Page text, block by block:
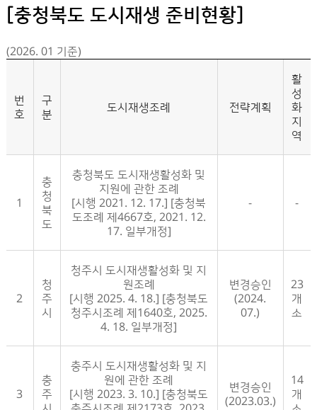
[충청북도 도시재생 준비현황]
(2026. 01 기준)
번
호
구
분
도시재생조례 전략계획
활
성
화
지
역
1
충
청
북
도
충청북도 도시재생활성화 및
지원에 관한 조례
[시행 2021. 12. 17.] [충청북
도조례 제4667호, 2021. 12.
17. 일부개정]
- -
2
청
주
시
청주시 도시재생활성화 및 지
원조례
[시행 2025. 4. 18.] [충청북도
청주시조례 제1640호, 2025.
4. 18. 일부개정]
변경승인
(2024.
07.)
23
개
소
3
충
주
충주시 도시재생활성화 및 지
원에 관한 조례
[시행 2023. 3. 10.] [충청북도
변경승인
(2023.03.)
14
개